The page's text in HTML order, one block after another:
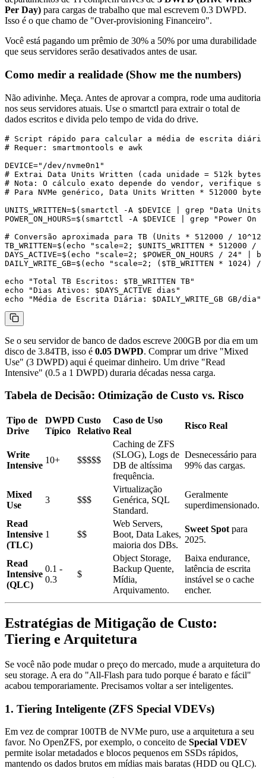
Per Day) para cargas de trabalho que mal escrevem 0.3 DWPD.
Isso é o que chamo de "Over-provisioning Financeiro".
Você está pagando um prêmio de 30% a 50% por uma durabilidade
que seus servidores serão desativados antes de usar.
Como medir a realidade (Show me the numbers)
Não adivinhe. Meça. Antes de aprovar a compra, rode uma auditoria
nos seus servidores atuais. Use o smartctl para extrair o total de
dados escritos e divida pelo tempo de vida do drive.
# Script rápido para calcular a média de escrita diária
# Requer: smartmontools e awk
DEVICE="/dev/nvme0n1"
# Extrai Data Units Written (cada unidade = 512k
# Nota: O cálculo exato depende do vendor, verifique
# Para NVMe genérico, Data Units Written * 512000
UNITS_WRITTEN=$(smartctl -A $DEVICE | grep
POWER_ON_HOURS=$(smartctl -A $DEVICE | grep
# Conversão aproximada para TB (Units * 512000 / 10^12)
TB_WRITTEN=$(echo "scale=2; $UNITS_WRITTEN * 512000
DAYS_ACTIVE=$(echo "scale=2; $POWER_ON_HOURS / 24" |
DAILY_WRITE_GB=$(echo "scale=2; ($TB_WRITTEN * 1024)
echo "Total TB Escritos: $TB_WRITTEN TB"
echo "Dias Ativos: $DAYS_ACTIVE dias"
Se o seu servidor de banco de dados escreve 200GB por dia em um
disco de 3.84TB, isso é 0.05 DWPD. Comprar um drive "Mixed
Use" (3 DWPD) aqui é queimar dinheiro. Um drive "Read
Intensive" (0.5 a 1 DWPD) duraria décadas nessa carga.
Tabela de Decisão: Otimização de Custo vs. Risco
Tipo de
Drive
DWPD
Típico
Custo
Relativo
Caso de Uso
Real
Risco Real
Write
Intensive
10+ $$$$$
Caching de ZFS
(SLOG), Logs de
DB de altíssima
frequência.
Desnecessário para
99% das cargas.
Mixed
Use
3 $$$
Virtualização
Genérica, SQL
Standard.
Geralmente
superdimensionado.
Read
Intensive
(TLC)
1 $$
Web Servers,
Boot, Data Lakes,
maioria dos DBs.
Sweet Spot para
2025.
Read
Intensive
(QLC)
0.1 -
0.3
$
Object Storage,
Backup Quente,
Mídia,
Arquivamento.
Baixa endurance,
latência de escrita
instável se o cache
encher.
Estratégias de Mitigação de Custo:
Tiering e Arquitetura
Se você não pode mudar o preço do mercado, mude a arquitetura do
seu storage. A era do "All-Flash para tudo porque é barato e fácil"
acabou temporariamente. Precisamos voltar a ser inteligentes.
1. Tiering Inteligente (ZFS Special VDEVs)
Em vez de comprar 100TB de NVMe puro, use a arquitetura a seu
favor. No OpenZFS, por exemplo, o conceito de Special VDEV
permite isolar metadados e blocos pequenos em SSDs rápidos,
mantendo os dados brutos em mídias mais baratas (HDD ou QLC).